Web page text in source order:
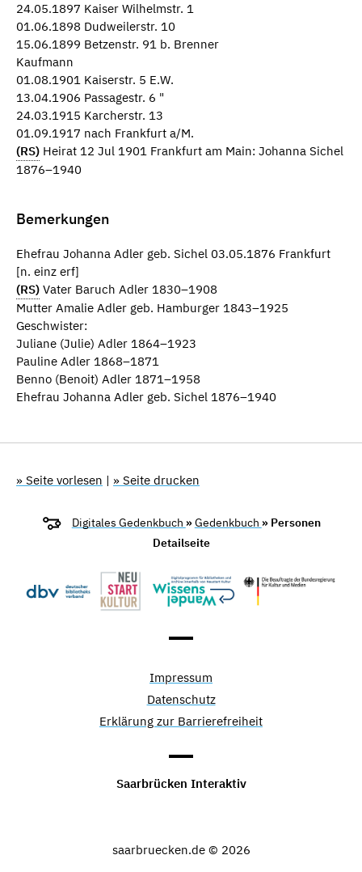
24.05.1897 Kaiser Wilhelmstr. 1
01.06.1898 Dudweilerstr. 10
15.06.1899 Betzenstr. 91 b. Brenner
Kaufmann
01.08.1901 Kaiserstr. 5 E.W.
13.04.1906 Passagestr. 6 "
24.03.1915 Karcherstr. 13
01.09.1917 nach Frankfurt a/M.
(RS) Heirat 12 Jul 1901 Frankfurt am Main: Johanna Sichel
1876–1940
Bemerkungen
Ehefrau Johanna Adler geb. Sichel 03.05.1876 Frankfurt
[n. einz erf]
(RS) Vater Baruch Adler 1830–1908
Mutter Amalie Adler geb. Hamburger 1843–1925
Geschwister:
Juliane (Julie) Adler 1864–1923
Pauline Adler 1868–1871
Benno (Benoit) Adler 1871–1958
Ehefrau Johanna Adler geb. Sichel 1876–1940
» Seite vorlesen | » Seite drucken
Digitales Gedenkbuch »Gedenkbuch » Personen
Detailseite
Impressum
Datenschutz
Erklärung zur Barrierefreiheit
Saarbrücken Interaktiv
saarbruecken.de © 2026